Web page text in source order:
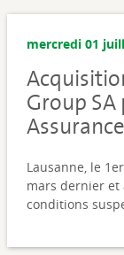
mercredi 01
Group
Lausanne, le
mars dernier et
conditions